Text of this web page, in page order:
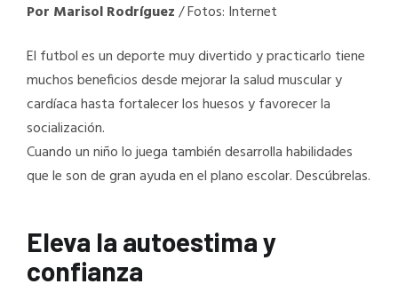
Por Marisol Rodríguez/ Fotos: Internet
El futbol es un deporte muy divertido y practicarlo tiene
muchos beneficios desde mejorar la salud muscular y
cardíaca hasta fortalecer los huesos y favorecer la
socialización.
Cuando un niño lo juega también desarrolla habilidades
que le son de gran ayuda en el plano escolar. Descúbrelas.
Eleva la autoestima y
confianza